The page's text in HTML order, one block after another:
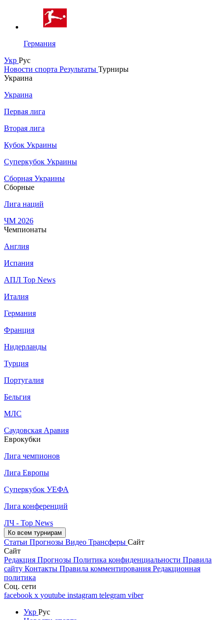
Германия
Укр Рус
Новости спорта Результаты Турниры
Украина
Украина
Первая лига
Вторая лига
Кубок Украины
Суперкубок Украины
Сборная Украины
Сборные
Лига наций
ЧМ 2026
Чемпионаты
Англия
Испания
АПЛ Top News
Италия
Германия
Франция
Нидерланды
Турция
Португалия
Бельгия
МЛС
Саудовская Аравия
Еврокубки
Лига чемпионов
Лига Европы
Суперкубок УЕФА
Лига конференций
ЛЧ - Top News
Ко всем турнирам
Статьи Прогнозы Видео Трансферы Сайт
Сайт
Редакция Прогнозы Политика конфиденциальности Правила
сайту Контакты Правила комментирования Редакционная
политика
Соц. сети
facebook x youtube instagram telegram viber
Укр Рус